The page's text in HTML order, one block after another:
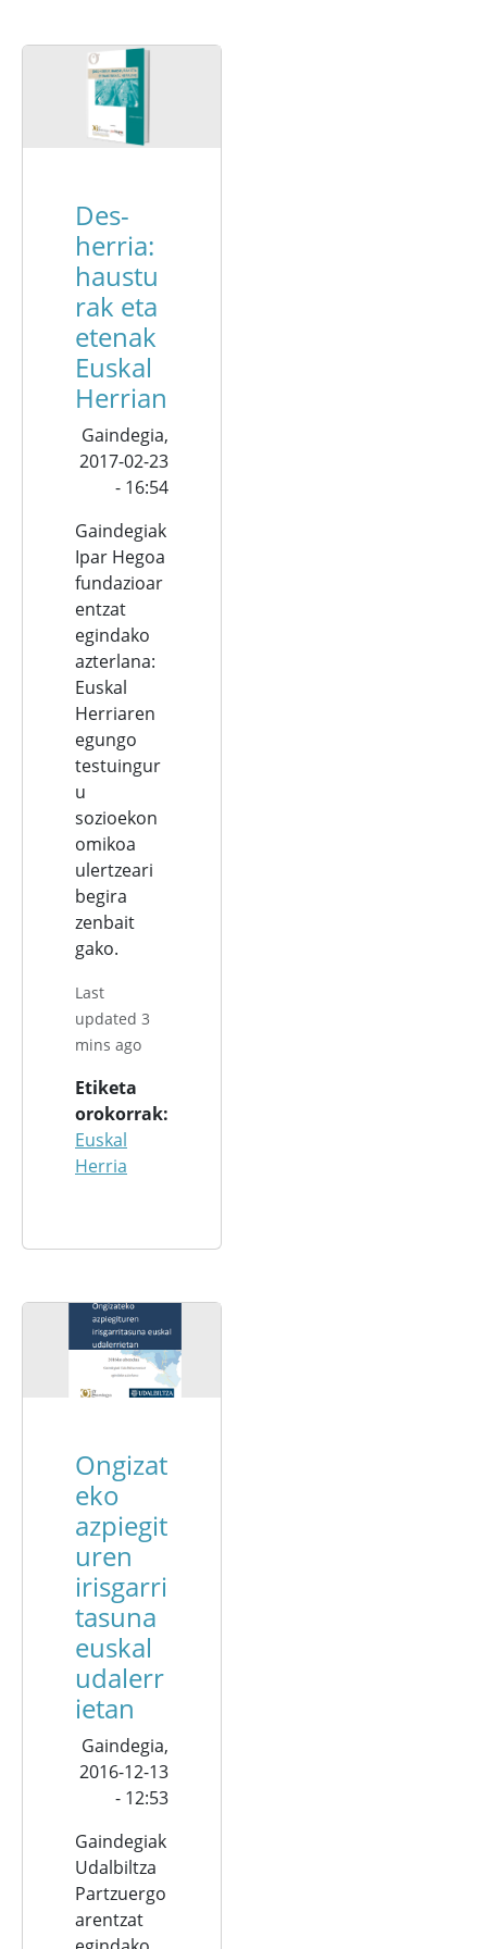
Des-
herria:
haustu
rak eta
etenak
Euskal
Herrian
Gaindegia,
2017-02-23
- 16:54
Gaindegiak
Ipar Hegoa
fundazioar
entzat
egindako
azterlana:
Euskal
Herriaren
egungo
testuingur
u
sozioekon
omikoa
ulertzeari
begira
zenbait
gako.
Last
updated 3
mins ago
Etiketa
orokorrak
Euskal
Herria
Ongizat
eko
azpiegit
uren
irisgarri
tasuna
euskal
udalerr
ietan
Gaindegia,
2016-12-13
- 12:53
Gaindegiak
Udalbiltza
Partzuergo
arentzat